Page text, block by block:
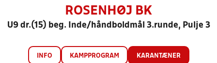
ROSENHØJ BK
U9 dr.(15) beg. Inde/håndboldmål 3.runde, Pulje 3
INFO KAMPPROGRAM KARANTÆNER